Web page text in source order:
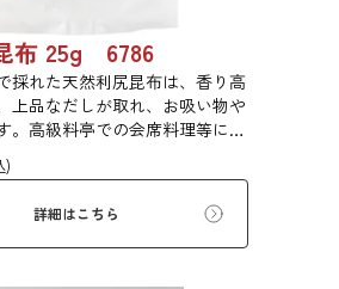
布 25g 6786
採れた天然利尻昆布は、香り高
上品なだしが取れ、お吸い物や
。高級料亭での会席料理等にも
級昆布です。
)
詳細はこちら